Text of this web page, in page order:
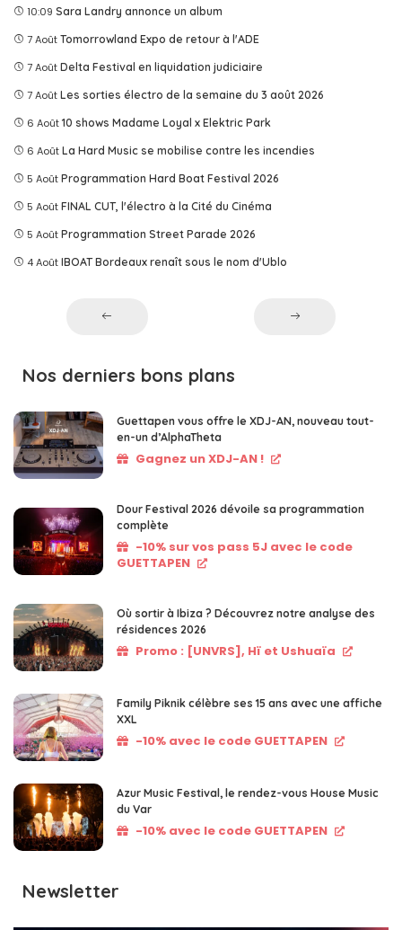
10:09 Sara Landry annonce un album
7 Août Tomorrowland Expo de retour à l'ADE
7 Août Delta Festival en liquidation judiciaire
7 Août Les sorties électro de la semaine du 3 août 2026
6 Août 10 shows Madame Loyal x Elektric Park
6 Août La Hard Music se mobilise contre les incendies
5 Août Programmation Hard Boat Festival 2026
5 Août FINAL CUT, l'électro à la Cité du Cinéma
5 Août Programmation Street Parade 2026
4 Août IBOAT Bordeaux renaît sous le nom d'Ublo
Nos derniers bons plans
Guettapen vous offre le XDJ-AN, nouveau tout-
en-un d’AlphaTheta
Gagnez un XDJ-AN !
Dour Festival 2026 dévoile sa programmation
complète
-10% sur vos pass 5J avec le code
GUETTAPEN
Où sortir à Ibiza ? Découvrez notre analyse des
résidences 2026
Promo : [UNVRS], Hï et Ushuaïa
Family Piknik célèbre ses 15 ans avec une affiche
XXL
-10% avec le code GUETTAPEN
Azur Music Festival, le rendez-vous House Music
du Var
-10% avec le code GUETTAPEN
Newsletter